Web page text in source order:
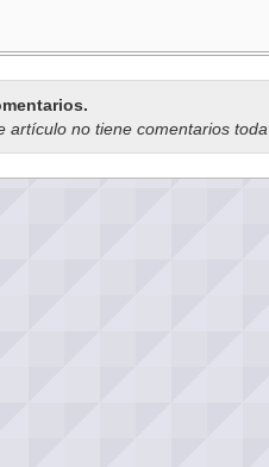
artículo no tiene comentarios